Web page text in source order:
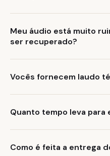
Meu áudio está muito
ser recuperado?
Vocês fornecem laudo
Quanto tempo leva
Como é feita a entrega